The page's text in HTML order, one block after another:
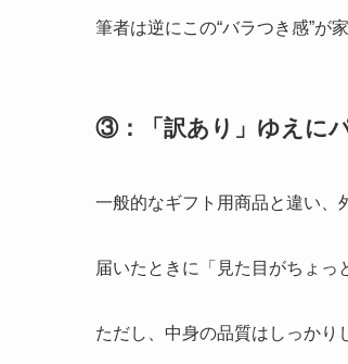
筆者は逆にこの“バラつき感”が
③：「訳あり」ゆえに
一般的なギフト用商品と違い、
届いたときに「見た目がちょっ
ただし、中身の品質はしっかり